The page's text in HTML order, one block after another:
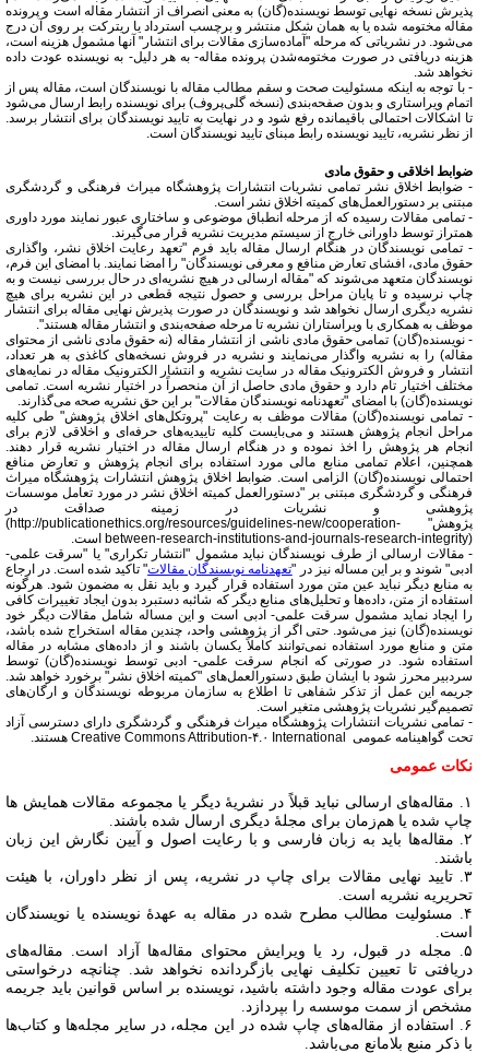
پذیرش نسخه نهایی توسط نویسنده(گان) به معنی انصراف از انتشار مقاله است و پرونده
مقاله مختومه شده یا به همان شکل منتشر و برچسب استرداد یا ریترکت بر روی آن درج
می‌شود. در نشریاتی که مرحله "آماده‌سازی مقالات برای انتشار" آنها مشمول هزینه است،
هزینه دریافتی در صورت مختومه‌شدن پرونده مقاله- به هر دلیل- به نویسنده عودت داده
نخواهد شد.
- با توجه به اینکه مسئولیت صحت و سقم مطالب مقاله با نویسندگان است، مقاله پس از
اتمام ویراستاری و بدون صفحه‌بندی (نسخه گلی‌پروف) برای نویسنده رابط ارسال می‌شود
تا اشکالات احتمالی باقیمانده رفع شود و در نهایت به تایید نویسندگان برای انتشار برسد.
از نظر نشریه، تایید نویسنده رابط مبنای تایید نویسندگان است.
ضوابط اخلاقی و حقوق مادی
- ضوابط اخلاق نشر تمامی نشریات انتشارات پژوهشگاه میراث فرهنگی و گردشگری
مبتنی بر دستورالعمل‌های کمیته اخلاق نشر است.
- تمامی مقالات رسیده که از مرحله انطباق موضوعی و ساختاری عبور نمایند مورد داوری
همتراز توسط داورانی خارج از سیستم مدیریت نشریه قرار می‌گیرند.
- تمامی نویسندگان در هنگام ارسال مقاله بایدفرم "تعهد رعایت اخلاق نشر، واگذاری
حقوق مادی، افشای تعارض منافع و معرفی نویسندگان"را امضا نمایند. با امضای این فرم،
نویسندگان متعهد می‌شوند که "مقاله ارسالی در هیچ نشریه‌ای در حال بررسی نیست و به
چاپ نرسیده و تا پایان مراحل بررسی و حصول نتیجه قطعی در این نشریه برای هیچ
نشریه دیگری ارسال نخواهد شد و نویسندگان در صورت پذیرش نهایی مقاله برای انتشار
موظف به همکاری با ویراستاران نشریه تا مرحله صفحه‌بندی و انتشار مقاله هستند".
- نویسنده(گان) تمامی حقوق مادی ناشی از انتشار مقاله (نه حقوق مادی ناشی از محتوای
مقاله) را به نشریه واگذار می‌نمایند و نشریه در فروش نسخه‌های کاغذی به هر تعداد،
انتشار و فروش الکترونیک مقاله در سایت نشریه و انتشار الکترونیک مقاله در نمایه‌های
مختلف اختیار تام دارد و حقوق مادی حاصل از آن منحصراً در اختیار نشریه است. تمامی
نویسنده‌(گان) با امضای"تعهدنامه نویسندگان مقالات"بر این حق نشریه صحه می‌گذارند.
- تمامی نویسنده(گان) مقالات موظف به رعایت "پروتکل‌های اخلاق پژوهش" طی کلیه
مراحل انجام پژوهش هستند و می‌بایست کلیه تاییدیه‌های حرفه‌ای و اخلاقی لازم برای
انجام هر پژوهش را اخذ نموده و در هنگام ارسال مقاله در اختیار نشریه قرار دهند.
همچنین، اعلام تمامی منابع مالی مورد استفاده برای انجام پژوهش و تعارض منافع
احتمالی نویسنده(گان) الزامی است. ضوابط اخلاق پژوهش انتشارات پژوهشگاه میراث
فرهنگی و گردشگری مبتنی بر "دستورالعمل کمیته اخلاق نشر در مورد تعامل موسسات
پژوهشی و نشریات در زمینه صداقت در
پژوهش"
(http://publicationethics.org/resources/guidelines-new/cooperation-
between-research-institutions-and-journals-research-integrity)است.
- مقالات ارسالی از طرف نویسندگان نباید مشمول "انتشار تکراری" یا "سرقت علمی-
ادبی" شوند و بر این مساله نیز در " تعهدنامه نویسندگان مقالات" تاکید شده است. در ارجاع
به منابع دیگر نباید عین متن مورد استفاده قرار گیرد و باید نقل به مضمون شود. هرگونه
استفاده از متن، داده‌ها و تحلیل‌های منابع دیگر که شائبه دستبرد بدون ایجاد تغییرات کافی
را ایجاد نماید مشمول سرقت علمی- ادبی است و این مساله شامل مقالات دیگر خود
نویسنده(گان) نیز می‌شود. حتی اگر از پژوهشی واحد، چندین مقاله استخراج شده باشد،
متن و منابع مورد استفاده نمی‌توانند کاملاً یکسان باشند و از داده‌های مشابه در مقاله
استفاده شود. در صورتی که انجام سرقت علمی- ادبی توسط نویسنده(گان) توسط
سردبیر محرز شود با ایشان طبق دستورالعمل‌های "کمیته اخلاق نشر" برخورد خواهد شد.
جریمه این عمل از تذکر شفاهی تا اطلاع به سازمان مربوطه نویسندگان و ارگان‌های
تصمیم‌گیر نشریات پژوهشی متغیر است.
- تمامی نشریات انتشارات پژوهشگاه میراث فرهنگی و گردشگری دارای دسترسی آزاد
تحت گواهینامه عمومیCreative Commons Attribution-۴.۰ Internationalهستند.
نکات عمومی
۱. مقاله‌های ارسالی نباید قبلاً در نشریۀ دیگر یا مجموعه مقالات همایش ها
چاپ شده یا هم‌زمان برای مجلۀ دیگری ارسال شده باشند.
۲. مقاله‌ها باید به زبان فارسی و با رعایت اصول و آیین نگارش این زبان
باشند.
۳. تایید نهایی مقالات برای چاپ در نشریه، پس از نظر داوران، با هیئت
تحریریه نشریه است.
۴. مسئولیت مطالب مطرح شده در مقاله به عهدۀ نویسنده یا نویسندگان
است.
۵. مجله در قبول، رد یا ویرایش محتوای مقاله‌ها آزاد است. مقاله‌های
دریافتی تا تعیین تکلیف نهایی بازگردانده نخواهد شد. چنانچه درخواستی
برای عودت مقاله وجود داشته باشید، نویسنده بر اساس قوانین باید جریمه
مشخص از سمت موسسه را بپردازد.
۶. استفاده از مقاله‌های چاپ شده در این مجله، در سایر مجله‌ها و کتاب‌ها
با ذکر منبع بلامانع می‌باشد.